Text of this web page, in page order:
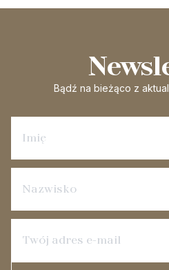
Bądź na bieżąco z